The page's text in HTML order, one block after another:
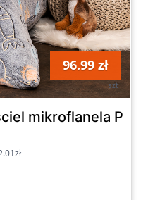
96.99 zł
szt
mikroflanela